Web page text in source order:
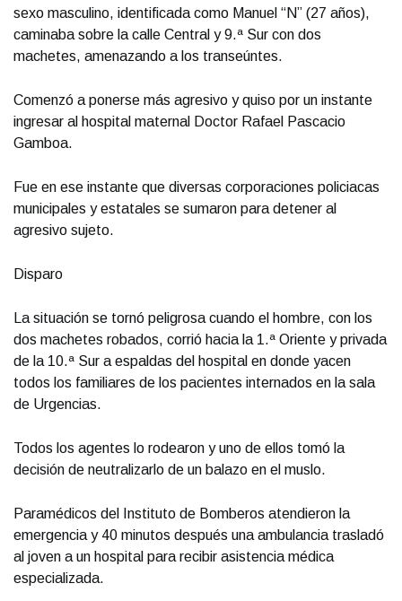
sexo masculino, identificada como Manuel “N” (27 años),
caminaba sobre la calle Central y 9.ª Sur con dos
machetes, amenazando a los transeúntes.
Comenzó a ponerse más agresivo y quiso por un instante
ingresar al hospital maternal Doctor Rafael Pascacio
Gamboa.
Fue en ese instante que diversas corporaciones policiacas
municipales y estatales se sumaron para detener al
agresivo sujeto.
Disparo
La situación se tornó peligrosa cuando el hombre, con los
dos machetes robados, corrió hacia la 1.ª Oriente y privada
de la 10.ª Sur a espaldas del hospital en donde yacen
todos los familiares de los pacientes internados en la sala
de Urgencias.
Todos los agentes lo rodearon y uno de ellos tomó la
decisión de neutralizarlo de un balazo en el muslo.
Paramédicos del Instituto de Bomberos atendieron la
emergencia y 40 minutos después una ambulancia trasladó
al joven a un hospital para recibir asistencia médica
especializada.